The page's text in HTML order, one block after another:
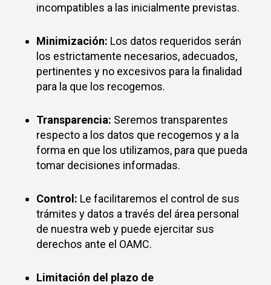
incompatibles a las inicialmente previstas.
Minimización: Los datos requeridos serán
los estrictamente necesarios, adecuados,
pertinentes y no excesivos para la finalidad
para la que los recogemos.
Transparencia: Seremos transparentes
respecto a los datos que recogemos y a la
forma en que los utilizamos, para que pueda
tomar decisiones informadas.
Control: Le facilitaremos el control de sus
trámites y datos a través del área personal
de nuestra web y puede ejercitar sus
derechos ante el OAMC.
Limitación del plazo de